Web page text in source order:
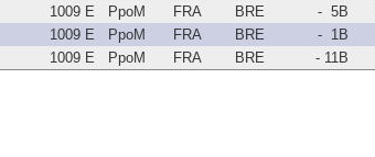
1009 E PpoM FRA BRE - 5B
1009 E PpoM FRA BRE - 1B
1009 E PpoM FRA BRE - 11B